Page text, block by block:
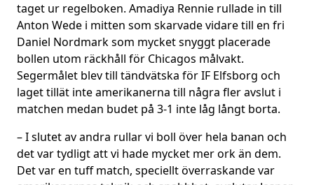
taget ur regelboken. Amadiya Rennie rullade in till
Anton Wede i mitten som skarvade vidare till en fri
Daniel Nordmark som mycket snyggt placerade
bollen utom räckhåll för Chicagos målvakt.
Segermålet blev till tändvätska för IF Elfsborg och
laget tillät inte amerikanerna till några fler avslut i
matchen medan budet på 3-1 inte låg långt borta.
– I slutet av andra rullar vi boll över hela banan och
det var tydligt att vi hade mycket mer ork än dem.
Det var en tuff match, speciellt överraskande var